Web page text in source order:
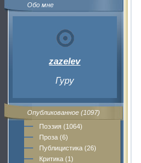
Обо мне
zazelev
Гуру
Опубликованное (1097)
Поэзия (1064)
Проза (6)
Публицистика (26)
Критика (1)